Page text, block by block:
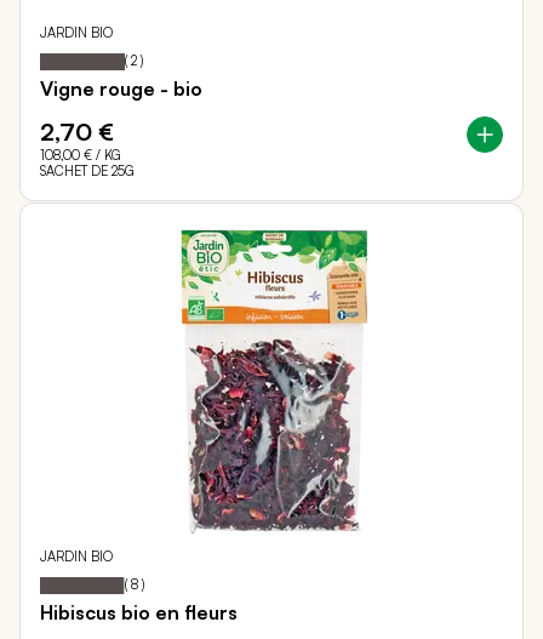
JARDIN BIO
Notation: 100
% of
( 2 )
Vigne rouge - bio
2,70 €
108,00 € / KG
SACHET DE 25G
JARDIN BIO
Notation: 98
% of
( 8 )
Hibiscus bio en fleurs